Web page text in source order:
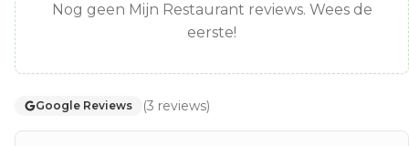
Nog geen Mijn Restaurant reviews. Wees de
eerste!
Google Reviews (3 reviews)